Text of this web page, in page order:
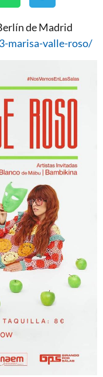
de Madrid
marisa-valle-roso/